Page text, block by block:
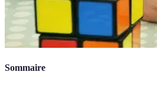
Sommaire